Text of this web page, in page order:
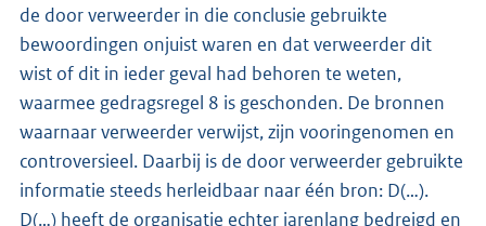
de door verweerder in die conclusie gebruikte
bewoordingen onjuist waren en dat verweerder dit
wist of dit in ieder geval had behoren te weten,
waarmee gedragsregel 8 is geschonden. De bronnen
waarnaar verweerder verwijst, zijn vooringenomen en
controversieel. Daarbij is de door verweerder gebruikte
informatie steeds herleidbaar naar één bron: D(…).
D(…) heeft de organisatie echter jarenlang bedreigd en